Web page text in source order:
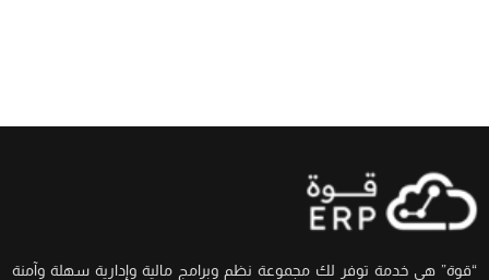
“قوة” هي خدمة توفر لك مجموعة نظم وبرامج مالية وإدارية سهلة وآمنة